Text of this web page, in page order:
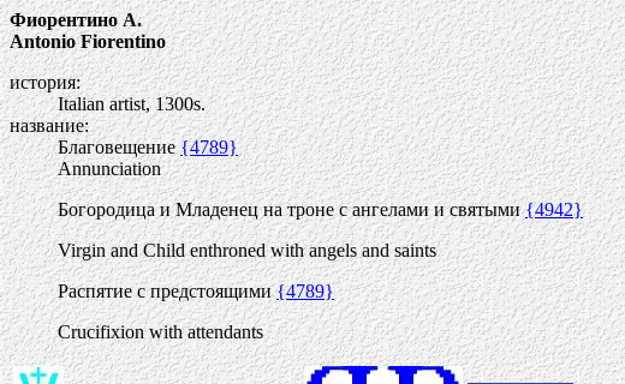
Фиорентино А.
Antonio Fiorentino
история:
Italian artist, 1300s.
название:
Благовещение{4789}
Annunciation
Богородица и Младенец на троне с ангелами и святыми{4942}
Virgin and Child enthroned with angels and saints
Распятие с предстоящими{4789}
Crucifixion with attendants